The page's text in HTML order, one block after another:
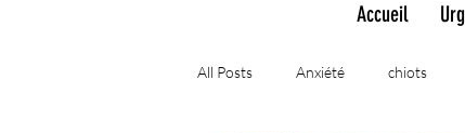
Accueil
All Posts Anxiété chiots